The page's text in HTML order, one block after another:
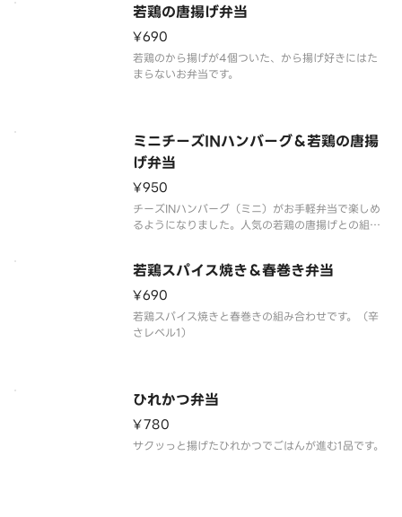
若鶏の唐揚げ弁当
¥690
若鶏のから揚げが4個ついた、から揚げ好きにはた
まらないお弁当です。
ミニチーズINハンバーグ＆若鶏の唐揚
げ弁当
¥950
チーズINハンバーグ（ミニ）がお手軽弁当で楽しめ
るようになりました。人気の若鶏の唐揚げとの組み
若鶏スパイス焼き＆春巻き弁当
¥690
若鶏スパイス焼きと春巻きの組み合わせです。（辛
さレベル1）
ひれかつ弁当
¥780
サクッっと揚げたひれかつでごはんが進む1品です。